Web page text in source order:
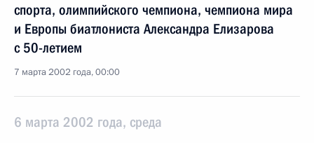
спорта, олимпийского чемпиона, чемпиона мира
и Европы биатлониста Александра Елизарова
с 50-летием
7 марта 2002 года, 00:00
6 марта 2002 года, среда